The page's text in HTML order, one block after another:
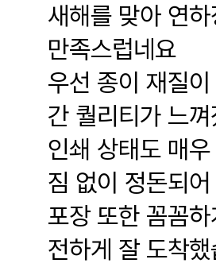
새해를 맞아 연
만족스럽네요
우선 종이 재질
간 퀄리티가 느
인쇄 상태도 매
짐 없이 정돈되
포장 또한 꼼꼼
전하게 잘 도착